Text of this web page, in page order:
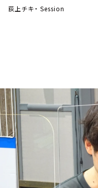
イベント・グッズ
YouTube
会社情報
荻上チキ・ Session